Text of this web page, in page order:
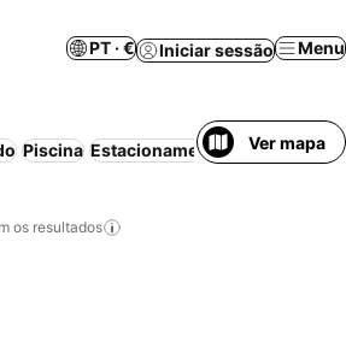
PT · € Iniciar sessão Menu
Piscina Estacionamento Praia Meia-
Ver mapa
os resultados